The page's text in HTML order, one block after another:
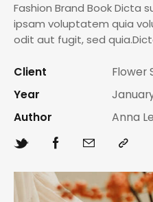
Fashion Brand Book Dicta
ipsam voluptatem quia
odit aut fugit, sed
Client
Flower
Year
Author
Anna